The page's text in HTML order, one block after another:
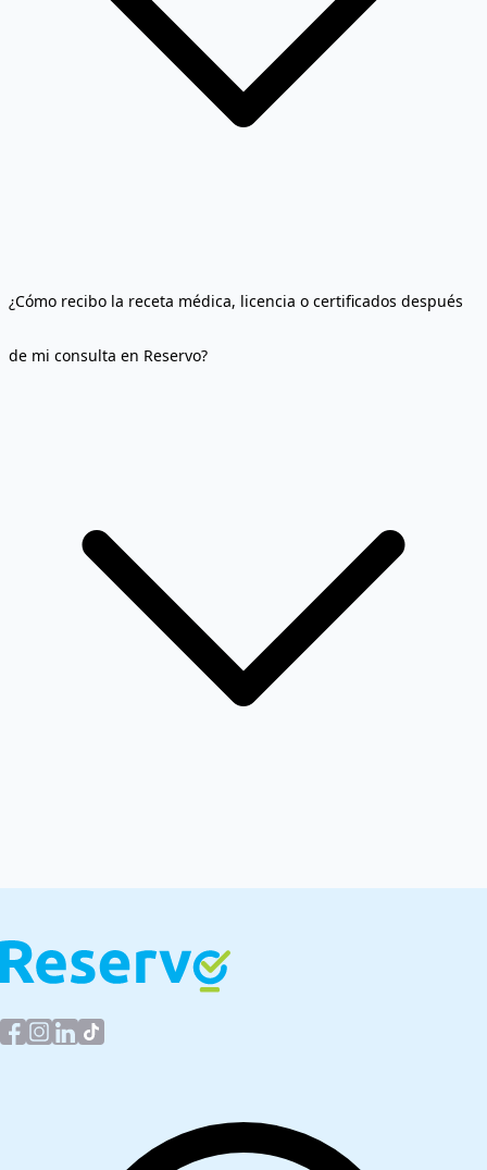
¿Cómo recibo la receta médica, licencia o certificados después
de mi consulta en Reservo?